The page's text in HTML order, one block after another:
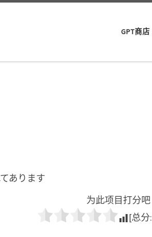
GPT商店
あります
为此项目打分吧
[总分: